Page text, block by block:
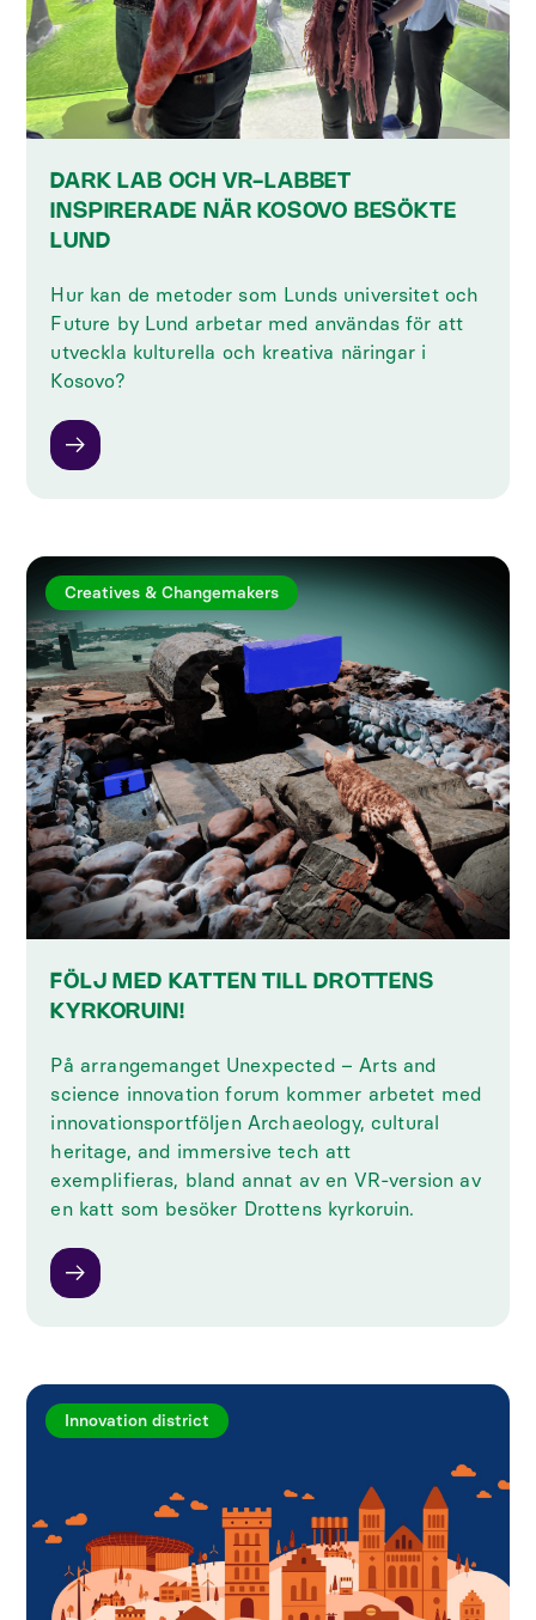
DARK LAB OCH VR-LABBET
INSPIRERADE NÄR KOSOVO BESÖKTE
LUND
Hur kan de metoder som Lunds universitet och
Future by Lund arbetar med användas för att
utveckla kulturella och kreativa näringar i
Kosovo?
Creatives & Changemakers
FÖLJ MED KATTEN TILL DROTTENS
KYRKORUIN!
På arrangemanget Unexpected – Arts and
science innovation forum kommer arbetet med
innovationsportföljen Archaeology, cultural
heritage, and immersive tech att
exemplifieras, bland annat av en VR-version av
en katt som besöker Drottens kyrkoruin.
Innovation district